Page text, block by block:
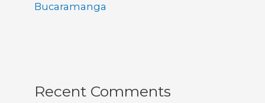
Bucaramanga
Recent Comments